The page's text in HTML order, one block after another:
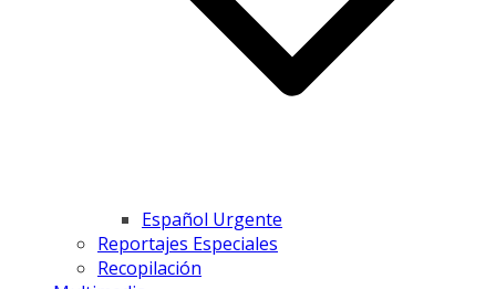
Español Urgente
Reportajes Especiales
Recopilación